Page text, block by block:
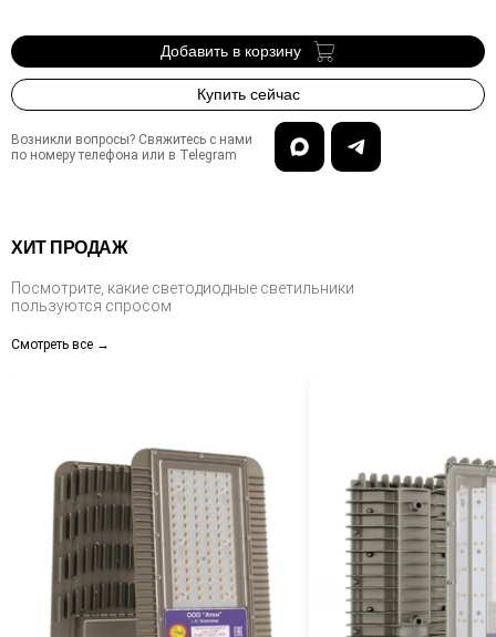
Добавить в корзину
Купить сейчас
Возникли вопросы? Свяжитесь с нами
по номеру телефона или в Telegram
ХИТ ПРОДАЖ
Посмотрите, какие светодиодные светильники
пользуются спросом
Смотреть все →